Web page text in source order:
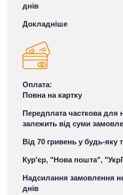
днів
Докладніше
Оплата:
Повна на картку
Передплата часткова для
залежить від суми
Від 70 гривень у будь-яку
Кур'єр, "Нова пошта",
Надсилання замовлення
днів